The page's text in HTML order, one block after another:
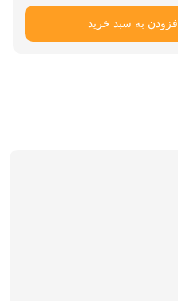
افزودن به سبد خرید